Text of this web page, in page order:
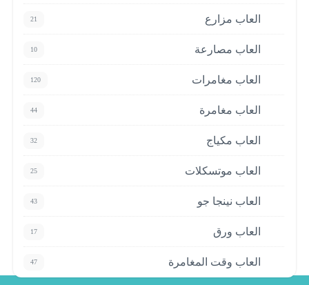
العاب مزارع 21
العاب مصارعة 10
العاب مغامرات 120
العاب مغامرة 44
العاب مكياج 32
العاب موتسكلات 25
العاب نينجا جو 43
العاب ورق 17
العاب وقت المغامرة 47